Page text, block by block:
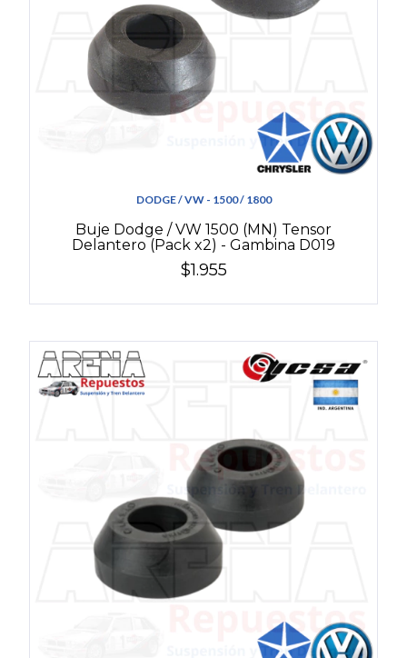
DODGE / VW - 1500 / 1800
Buje Dodge / VW 1500 (MN) Tensor
Delantero (Pack x2) - Gambina D019
$1.955